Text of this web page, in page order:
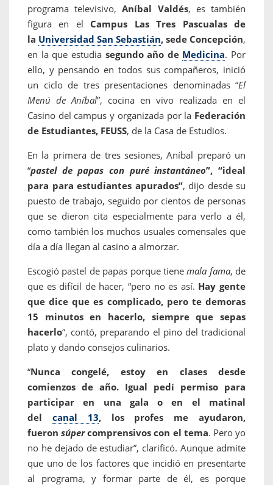
programa televisivo,Aníbal Valdés, es también
figura en el Campus Las Tres Pascualas de
la Universidad San Sebastián, sede Concepción,
en la que estudia segundo año de Medicina. Por
ello, y pensando en todos sus compañeros, inició
un ciclo de tres presentaciones denominadas “El
Menú de Aníbal”, cocina en vivo realizada en el
Casino del campus y organizada por la Federación
de Estudiantes, FEUSS, de la Casa de Estudios.
En la primera de tres sesiones, Aníbal preparó un
“pastel de papas con puré instantáneo”, “ideal
para para estudiantes apurados”, dijo desde su
puesto de trabajo, seguido por cientos de personas
que se dieron cita especialmente para verlo a él,
como también los muchos usuales comensales que
día a día llegan al casino a almorzar.
Escogió pastel de papas porque tienemala fama, de
que es difícil de hacer, “pero no es así. Hay gente
que dice que es complicado, pero te demoras
15 minutos en hacerlo, siempre que sepas
hacerlo“, contó, preparando el pino del tradicional
plato y dando consejos culinarios.
“Nunca congelé, estoy en clases desde
comienzos de año. Igual pedí permiso para
participar en una gala o en el matinal
del canal 13, los profes me ayudaron,
fueronsúpercomprensivos con el tema. Pero yo
no he dejado de estudiar”, clarificó. Aunque admite
que uno de los factores que incidió en presentarte
al programa, y formar parte de él, es porque